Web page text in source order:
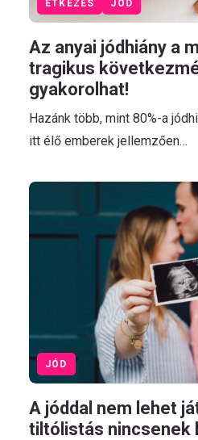
ÉTKEZÉS JÓD
Az anyai jódhiány a
tragikus
gyakorolhat!
Hazánk több, mint 80%-a
itt élő emberek jellemzően…
JÓD
A jóddal nem lehet
tiltólistás nincsenek